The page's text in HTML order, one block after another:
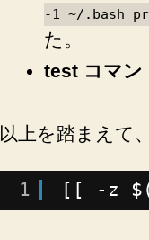
-1 ~/
た。
test コマン
以上を踏まえて
1 [[ -z